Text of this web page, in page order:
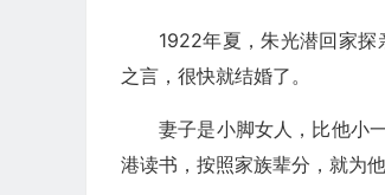
1922年夏，朱光潜回家
之言，很快就结婚了。
妻子是小脚女人，比他小
港读书，按照家族辈分，就为